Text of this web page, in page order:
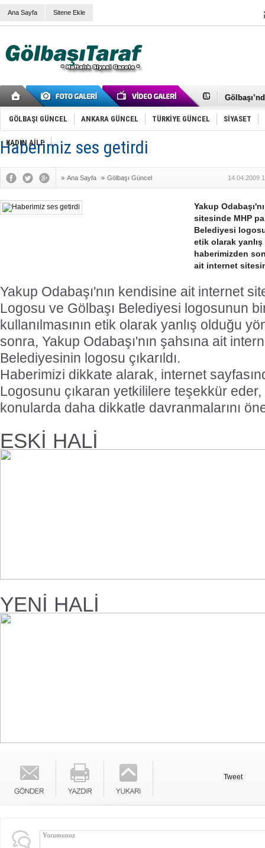
Ana Sayfa Sitene Ekle
Cemal
Samet
FAİZ
Mikail
Gölbaşı
İNCEK
GÖLBAŞI GÜNCEL ANKARA GÜNCEL TÜRKİYE GÜNCEL SİYASET
KADIN AİLE
Haberimiz ses getirdi
» Ana Sayfa » Gölbaşı Güncel 14.04.2009
Yakup
sitesinde MHP
Belediyesi
etik olarak
haberimizden
ait internet
Yakup Odabaşı'nın kendisine ait internet
Logosu ve Gölbaşı Belediyesi logosunun
kullanılmasının etik olarak yanlış olduğu
sonra, Yakup Odabaşı'nın şahsına ait
Belediyesinin logosu çıkarıldı.
Haberimizi dikkate alarak, internet
Logosunu çıkaran yetkililere teşekkür
konularda daha dikkatle davranmalarını
ESKİ HALİ
YENİ HALİ
Tweet